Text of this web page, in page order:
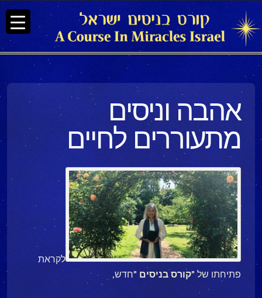
אהבה וניסים
מתעוררים לחיים
לקראת
פתיחתו של "קורס בניסים"חדש,